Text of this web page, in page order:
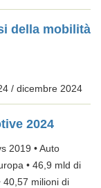
della mobilità
/ dicembre 2024
2024
2019 • Auto
• 46,9 mld di
40,57 milioni di